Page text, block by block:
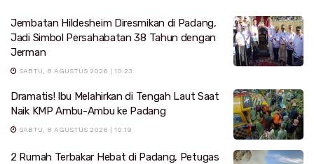
Jembatan Hildesheim Diresmikan di Padang,
Jadi Simbol Persahabatan 38 Tahun dengan
Jerman
SABTU, 8 AGUSTUS 2026 | 10:23
Dramatis! Ibu Melahirkan di Tengah Laut Saat
Naik KMP Ambu-Ambu ke Padang
SABTU, 8 AGUSTUS 2026 | 10:19
2 Rumah Terbakar Hebat di Padang, Petugas